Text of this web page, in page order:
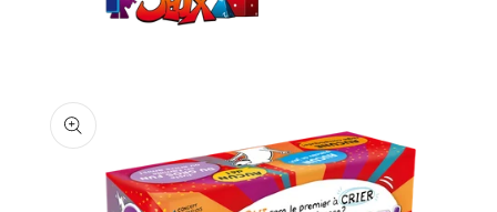
informations
produits